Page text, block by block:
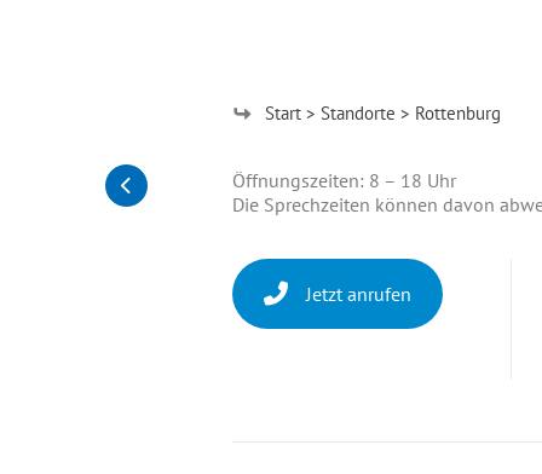
Start Standorte Rottenburg
Öffnungszeiten: 8 – 18 Uhr
Die Sprechzeiten können davon
Jetzt anrufen